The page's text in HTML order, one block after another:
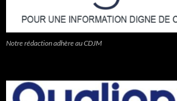
Notre rédaction adhère au CDJM